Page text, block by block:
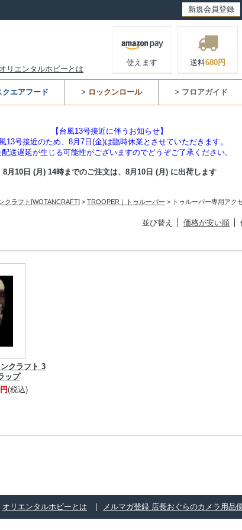
新規会員登録
オリエンタルホビーとは
使えます 送料680円
クエアフード > ロックンロール > フロアガイド
【台風13号接近に伴うお知らせ】
13号接近のため、8月7日(金)は臨時休業とさせていただきます。
配送遅延が生じる可能性がございますのでどうぞご了承ください。
8月10日 (月) 14時までのご注文は、 8月10日 (月) に出荷します
クラフト[WOTANCRAFT] > TROOPER｜トゥルーパー > トゥルーパー専用アク
並び替え 価格が安い順
クラフト 3
ップ
(税込)
オリエンタルホビーとは メルマガ登録 店長おぐらのカメラ用品